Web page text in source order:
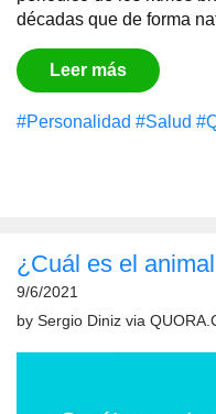
décadas que de forma
Leer más
#Personalidad #Salud
¿Cuál es el
9/6/2021
by Sergio Diniz via